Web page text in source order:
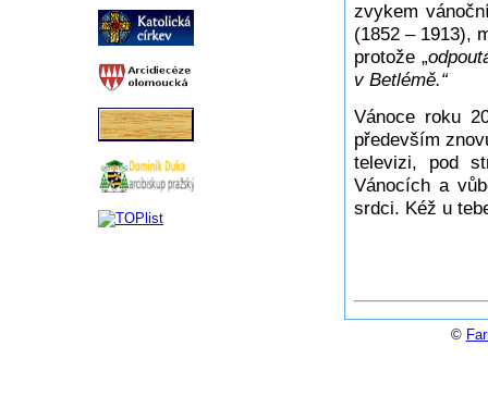
zvykem
(1852 – 1913),
protože „
v Betlémě.“
Vánoce roku
především
televizi, pod
Vánocích a
srdci. Kéž u
©